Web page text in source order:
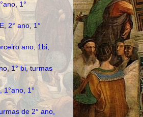
1°
2° ano, 1°
ano, 1bi,
1° bi, turmas
1°ano, 1°
de 2° ano,